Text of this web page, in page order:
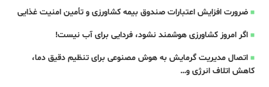
ضرورت افزایش اعتبارات صندوق بیمه کشاورزی و تأمین امنیت غذایی
اگر امروز کشاورزی هوشمند نشود، فردایی برای آب نیست!
اتصال مدیریت گرمایش به هوش مصنوعی برای تنظیم دقیق دما،
کاهش اتلاف انرژی و…